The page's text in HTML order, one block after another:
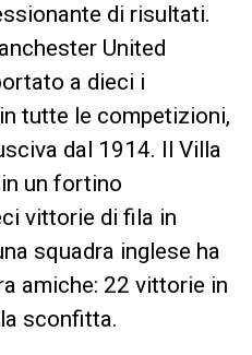
di risultati.
United
a dieci i
tutte le competizioni,
dal 1914. Il Villa
un fortino
vittorie di fila in
squadra inglese ha
amiche: 22 vittorie in
sconfitta.